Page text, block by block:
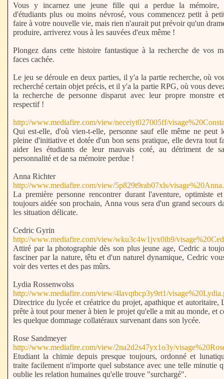
Vous y incarnez une jeune fille qui a perdue la mémoire,
d'étudiants plus ou moins névrosé, vous commencez petit à
faire à votre nouvelle vie, mais rien n'aurait put prévoir qu'un
produire, arriverez vous à les sauvées d'eux même !
Plongez dans cette histoire fantastique à la recherche de vos
faces cachée.
Le jeu se déroule en deux parties, il y'a la partie recherche, où
recherché certain objet précis, et il y'a la partie RPG, où vous
la recherche de personne disparut avec leur propre monstre
respectif !
http://www.mediafire.com/view/neceiyt027005ff/
Qui est-elle, d'où vien-t-elle, personne sauf elle même ne peut
pleine d'initiative et dotée d'un bon sens pratique, elle devra tout
aider les étudiants de leur mauvais coté, au détriment de
personnalité et de sa mémoire perdue !
Anna Richter
http://www.mediafire.com/view/5p829t9rab07xls/
La première personne rencontrer durant l'aventure, optimiste
toujours aidée son prochain, Anna vous sera d'un grand secours
les situation délicate.
Cedric Gyrin
http://www.mediafire.com/view/wku3c4w1jvx0ib9/
Attiré par la photographie dès son plus jeune age, Cedric a
fasciner par la nature, têtu et d'un naturel dynamique, Cedric
voir des vertes et des pas mûrs.
Lydia Rossenwolss
http://www.mediafire.com/view/4lavqtbcp3y9rt1/
Directrice du lycée et créatrice du projet, apathique et autoritaire,
prête à tout pour mener à bien le projet qu'elle a mit au monde, et
les quelque dommage collatéraux survenant dans son lycée.
Rose Sandmeyer
http://www.mediafire.com/view/2na2d2s47yx1o3y/
Etudiant la chimie depuis presque toujours, ordonné et
traite facilement n'importe quel substance avec une telle minutie
oublie les relation humaines qu'elle trouve "surchargé".